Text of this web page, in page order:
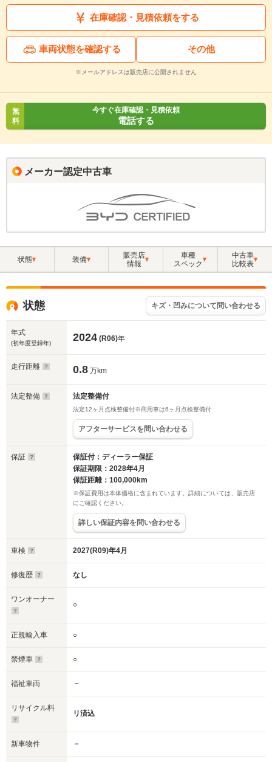
在庫確認・見積依頼をする
車両状態を確認する その他
※メールアドレスは販売店に公開されません
無
料
今すぐ在庫確認・見積依頼
電話する
メーカー認定中古車
状態 装備
販売店
情報
車種
スペック
中古車
比較表
状態 キズ・凹みについて問い合わせる
年式
(初年度登録年) 2024 (R06)年
走行距離 0.8 万km
法定整備 法定整備付
法定12ヶ月点検整備付※商用車は6ヶ月点検整備付
アフターサービスを問い合わせる
保証
保証付：ディーラー保証
保証期限：2028年4月
保証距離：100,000km
※保証費用は本体価格に含まれています。詳細については、販売店
にご確認ください。
詳しい保証内容を問い合わせる
車検 2027(R09)年4月
修復歴 なし
ワンオーナー
○
正規輸入車 ○
禁煙車 ○
福祉車両 －
リサイクル料
リ済込
新車物件 －